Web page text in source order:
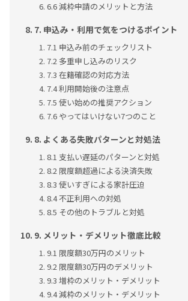
6.6 減枠申請のメリットと方法
7. 申込み・利用で気をつけるポイント
7.1 申込み前のチェックリスト
7.2 多重申し込みのリスク
7.3 在籍確認の対応方法
7.4 利用開始後の注意点
7.5 使い始めの推奨アクション
7.6 やってはいけない7つのこと
8. よくある失敗パターンと対処法
8.1 支払い遅延のパターンと対処
8.2 限度額超過による決済失敗
8.3 使いすぎによる家計圧迫
8.4 不正利用への対処
8.5 その他のトラブルと対処
9. メリット・デメリット徹底比較
9.1 限度額30万円のメリット
9.2 限度額30万円のデメリット
9.3 増枠のメリット・デメリット
9.4 減枠のメリット・デメリット